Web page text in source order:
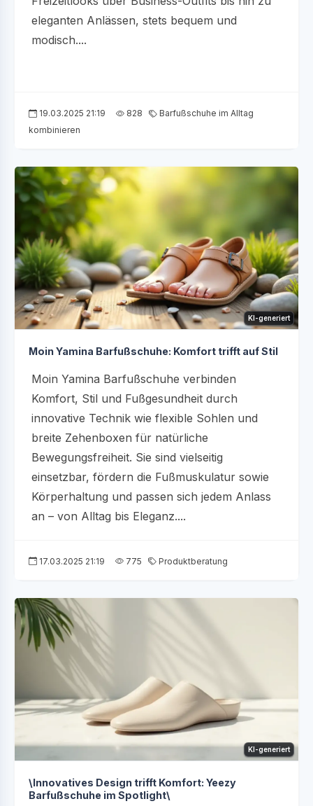
eleganten Anlässen, stets bequem und
modisch....
19.03.2025 21:19 828
Barfußschuhe im Alltag
kombinieren
KI-generiert
Moin Yamina Barfußschuhe: Komfort trifft auf Stil
Moin Yamina Barfußschuhe verbinden
Komfort, Stil und Fußgesundheit durch
innovative Technik wie flexible Sohlen und
breite Zehenboxen für natürliche
Bewegungsfreiheit. Sie sind vielseitig
einsetzbar, fördern die Fußmuskulatur sowie
Körperhaltung und passen sich jedem Anlass
an – von Alltag bis Eleganz....
17.03.2025 21:19 775 Produktberatung
KI-generiert
\Innovatives Design trifft Komfort: Yeezy
Barfußschuhe im Spotlight\